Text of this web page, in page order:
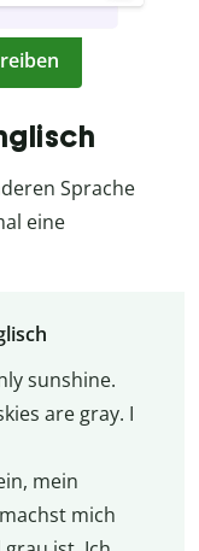
Sprache
eine
sunshine.
are gray. I
mein
mich